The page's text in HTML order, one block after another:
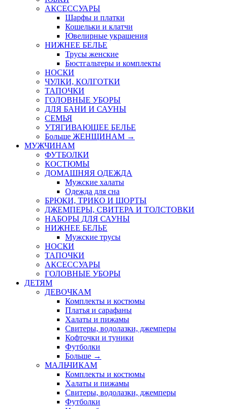
AКСЕССУАРЫ
Шарфы и платки
Кошельки и клатчи
Ювелирные украшения
НИЖНЕЕ БЕЛЬЕ
Трусы женские
Бюстгальтеры и комплекты
НОСКИ
ЧУЛКИ, КОЛГОТКИ
ТАПОЧКИ
ГОЛОВНЫЕ УБОРЫ
ДЛЯ БАНИ И САУНЫ
СЕМЬЯ
УТЯГИВАЮЩЕЕ БЕЛЬЕ
Больше ЖЕНЩИНАМ →
МУЖЧИНАМ
ФУТБОЛКИ
КОСТЮМЫ
ДОМАШНЯЯ ОДЕЖДА
Мужские халаты
Одежда для сна
БРЮКИ, ТРИКО И ШОРТЫ
ДЖЕМПЕРЫ, СВИТЕРА И ТОЛСТОВКИ
НАБОРЫ ДЛЯ САУНЫ
НИЖНЕЕ БЕЛЬЕ
Мужские трусы
НОСКИ
ТАПОЧКИ
АКСЕССУАРЫ
ГОЛОВНЫЕ УБОРЫ
ДЕТЯМ
ДЕВОЧКАМ
Комплекты и костюмы
Платья и сарафаны
Халаты и пижамы
Свитеры, водолазки, джемперы
Кофточки и туники
Футболки
Больше →
МАЛЬЧИКАМ
Комплекты и костюмы
Халаты и пижамы
Свитеры, водолазки, джемперы
Футболки